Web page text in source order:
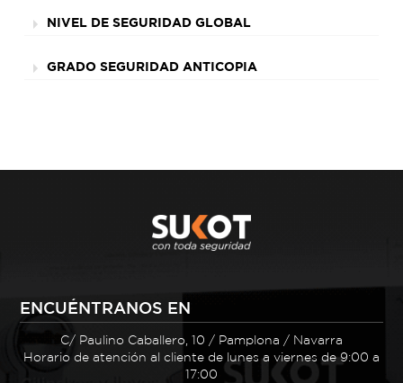
NIVEL DE SEGURIDAD GLOBAL
GRADO SEGURIDAD ANTICOPIA
ENCUÉNTRANOS EN
C/ Paulino Caballero, 10 / Pamplona / Navarra
Horario de atención al cliente de lunes a viernes de 9:00 a
17:00